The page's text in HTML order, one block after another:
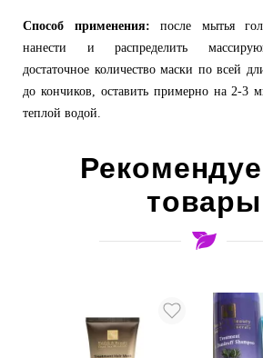
Способ применения:
после мытья
нанести и распределить
достаточное количество маски по всей
до кончиков, оставить примерно на 2-3
теплой водой.
товары